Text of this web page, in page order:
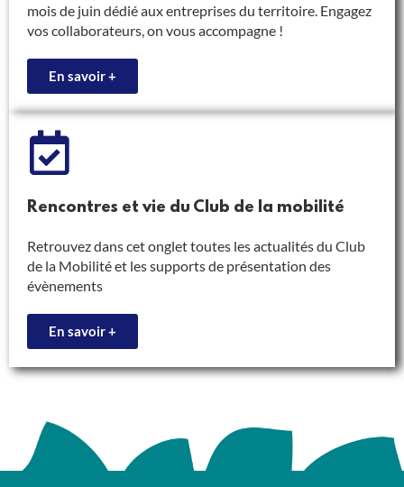
mois de juin dédié aux entreprises du territoire. Engagez
vos collaborateurs, on vous accompagne !
En savoir +
Rencontres et vie du Club de la mobilité
Retrouvez dans cet onglet toutes les actualités du Club
de la Mobilité et les supports de présentation des
évènements
En savoir +